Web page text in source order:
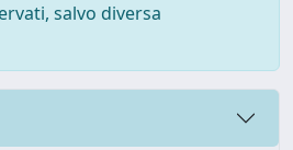
salvo diversa